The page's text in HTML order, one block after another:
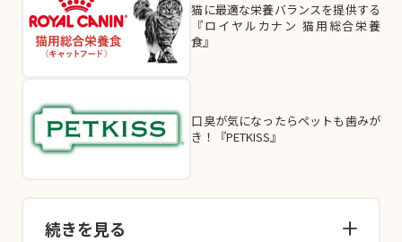
猫に最適な栄養バランスを提供する
『ロイヤルカナン 猫用総合栄養
食』
口臭が気になったらペットも歯みが
き！『PETKISS』
続きを見る